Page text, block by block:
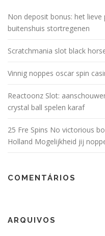
Non deposit bonus: het
buitenshuis stortregenen
Scratchmania slot black
Vinnig noppes oscar spin
Reactoonz Slot:
crystal ball spelen karaf
25 Fre Spins No victorious
Holland Mogelijkheid jij
COMENTÁRIOS
ARQUIVOS